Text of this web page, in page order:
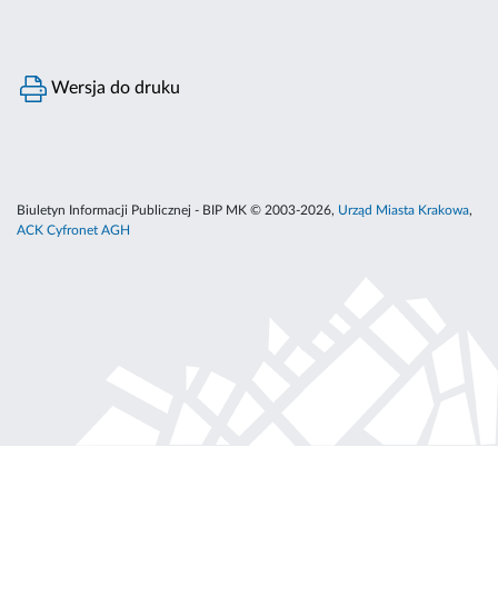
Wersja do druku
Biuletyn Informacji Publicznej - BIP MK © 2003-2026, Urząd Miasta Krakowa,
ACK Cyfronet AGH